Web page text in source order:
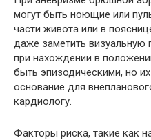
могут быть ноющие или
части живота или в
даже заметить визуальную
при нахождении в
быть эпизодическими, но
основание для
кардиологу.
Факторы риска, такие как